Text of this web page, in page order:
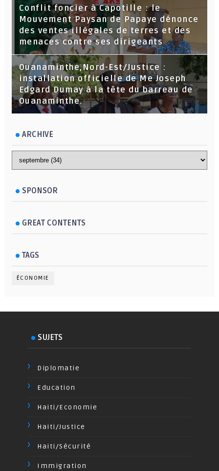
Conflit foncier à Capotille : le
Mouvement Paysan de Papaye dénonce
des ventes illégales de terres et des
menaces contre ses dirigeants
Ouanaminthe,Nord-Est/Justice :
installation officielle de Me Joseph
Edgard Dumay à la tête du barreau de
Ouanaminthe.
ARCHIVE
SPONSOR
GREAT CONTENTS
TAGS
ÉCONOMIE
SUJETS
Diplomatie
Education
Haiti/Economie
Haiti/Justice
Haiti/Sécurité
Immigration